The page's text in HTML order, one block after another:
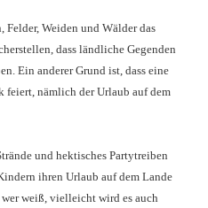
Felder, Weiden und Wälder das
dass ländliche Gegenden
Ein anderer Grund ist, dass eine
feiert, nämlich der Urlaub auf dem
und hektisches Partytreiben
ihren Urlaub auf dem Lande
weiß, vielleicht wird es auch